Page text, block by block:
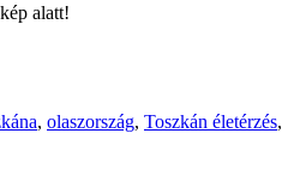
alatt!
, olaszország, Toszkán életérzés,